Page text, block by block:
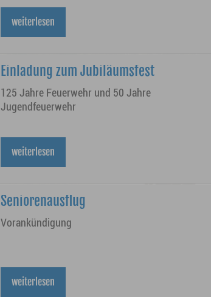
weiterlesen
Einladung zum Jubiläumsfest
125 Jahre Feuerwehr und 50 Jahre
Jugendfeuerwehr
weiterlesen
Seniorenausflug
Vorankündigung
weiterlesen